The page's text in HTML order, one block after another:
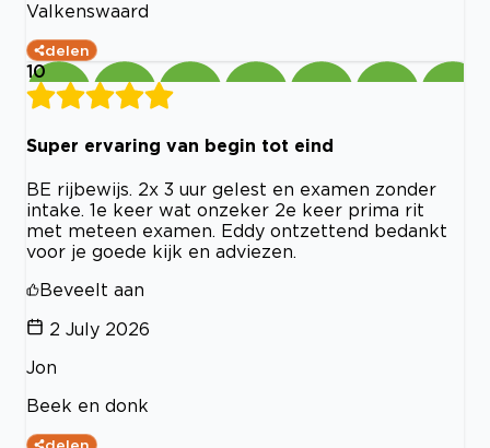
Valkenswaard
delen
10
Super ervaring van begin tot eind
BE rijbewijs. 2x 3 uur gelest en examen zonder
intake. 1e keer wat onzeker 2e keer prima rit
met meteen examen. Eddy ontzettend bedankt
voor je goede kijk en adviezen.
Beveelt aan
2 July 2026
Jon
Beek en donk
delen